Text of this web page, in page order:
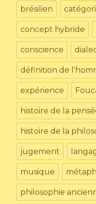
brésilien
concept hybride
conscience
définition de
expérience
histoire de la
histoire de la
jugement
musique
philosophie